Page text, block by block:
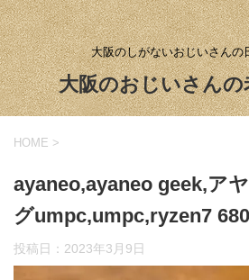
大阪のしがないおじいさんの
大阪のおじいさん
HOME >
ayaneo,ayaneo geek,ア
グumpc,umpc,ryzen7
投稿日： 2023年3月9日